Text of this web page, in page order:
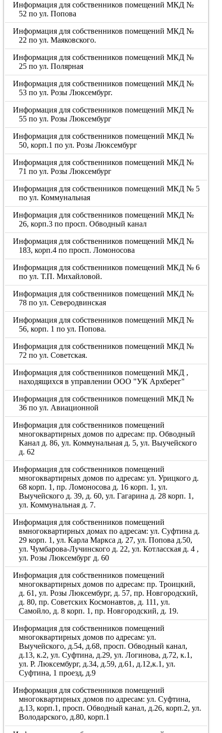
Информация для собственников помещений МКД №
52 по ул. Попова
Информация для собственников помещений МКД №
22 по ул. Маяковского.
Информация для собственников помещений МКД №
25 по ул. Полярная
Информация для собственников помещений МКД №
53 по ул. Розы Люксембург.
Информация для собственников помещений МКД №
55 по ул. Розы Люксембург
Информация для собственников помещений МКД №
50, корп.1 по ул. Розы Люксембург
Информация для собственников помещений МКД №
71 по ул. Розы Люксембург
Информация для собственников помещений МКД № 5
по ул. Коммунальная
Информация для собственников помещений МКД №
26, корп.3 по просп. Обводный канал
Информация для собственников помещений МКД №
183, корп.4 по просп. Ломоносова
Информация для собственников помещений МКД № 6
по ул. Т.П. Михайловой.
Информация для собственников помещений МКД №
78 по ул. Северодвинская
Информация для собственников помещений МКД №
56, корп. 1 по ул. Попова.
Информация для собственников помещений МКД №
72 по ул. Советская.
Информация для собственников помещений МКД ,
находящихся в управлении ООО "УК Архберег"
Информация для собственников помещений МКД №
36 по ул. Авиационной
Информация для собственников помещений
многоквартирных домов по адресам: пр. Обводный
Канал д. 86, ул. Коммунальная д. 5, ул. Выучейского
д. 62
Информация для собственников помещений
многоквартирных домов по адресам: ул. Урицкого д.
68 корп. 1, пр. Ломоносова д. 16 корп. 1, ул.
Выучейского д. 39, д. 60, ул. Гагарина д. 28 корп. 1,
ул. Коммунальная д. 7.
Информация для собственников помещений
вмногоквартирных домах по адресам: ул. Суфтина д.
29 корп. 1, ул. Карла Маркса д. 27, ул. Попова д.50,
ул. Чумбарова-Лучинского д. 22, ул. Котласская д. 4 ,
ул. Розы Люксембург д. 60
Информация для собственников помещений
многоквартирных домов по адресам: пр. Троицкий,
д. 61, ул. Розы Люксембург, д. 57, пр. Новгородский,
д. 80, пр. Советских Космонавтов, д. 111, ул.
Самойло, д. 8 корп. 1, пр. Новгородский, д. 19.
Информация для собственников помещений
многоквартирных домов по адресам: ул.
Выучейского, д.54, д.68, просп. Обводный канал,
д.13, к.2, ул. Суфтина, д.29, ул. Логинова, д.72, к.1,
ул. Р. Люксембург, д.34, д.59, д.61, д.12,к.1, ул.
Суфтина, 1 проезд, д.9
Информация для собственников помещений
многоквартирных домов по адресам: ул. Суфтина,
д.13, корп.1, просп. Обводный канал, д.26, корп.2, ул.
Володарского, д.80, корп.1